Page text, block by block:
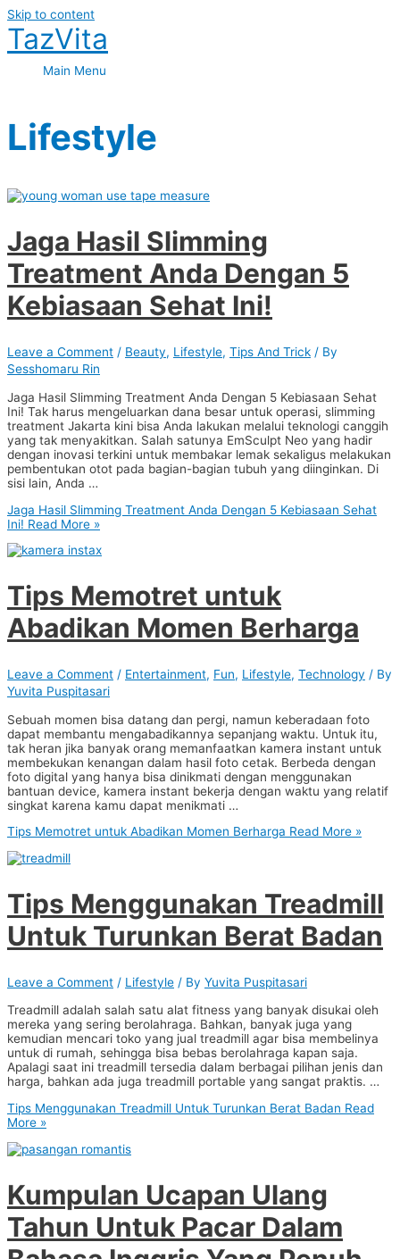
Skip to content
TazVita
Main Menu
Lifestyle
Jaga Hasil Slimming
Treatment Anda Dengan 5
Kebiasaan Sehat Ini!
Leave a Comment / Beauty, Lifestyle, Tips And Trick / By
Sesshomaru Rin
Jaga Hasil Slimming Treatment Anda Dengan 5 Kebiasaan Sehat
Ini! Tak harus mengeluarkan dana besar untuk operasi, slimming
treatment Jakarta kini bisa Anda lakukan melalui teknologi canggih
yang tak menyakitkan. Salah satunya EmSculpt Neo yang hadir
dengan inovasi terkini untuk membakar lemak sekaligus melakukan
pembentukan otot pada bagian-bagian tubuh yang diinginkan. Di
sisi lain, Anda …
Jaga Hasil Slimming Treatment Anda Dengan 5 Kebiasaan Sehat
Ini! Read More »
Tips Memotret untuk
Abadikan Momen Berharga
Leave a Comment / Entertainment, Fun, Lifestyle, Technology / By
Yuvita Puspitasari
Sebuah momen bisa datang dan pergi, namun keberadaan foto
dapat membantu mengabadikannya sepanjang waktu. Untuk itu,
tak heran jika banyak orang memanfaatkan kamera instant untuk
membekukan kenangan dalam hasil foto cetak. Berbeda dengan
foto digital yang hanya bisa dinikmati dengan menggunakan
bantuan device, kamera instant bekerja dengan waktu yang relatif
singkat karena kamu dapat menikmati …
Tips Memotret untuk Abadikan Momen Berharga Read More »
Tips Menggunakan Treadmill
Untuk Turunkan Berat Badan
Leave a Comment / Lifestyle / By Yuvita Puspitasari
Treadmill adalah salah satu alat fitness yang banyak disukai oleh
mereka yang sering berolahraga. Bahkan, banyak juga yang
kemudian mencari toko yang jual treadmill agar bisa membelinya
untuk di rumah, sehingga bisa bebas berolahraga kapan saja.
Apalagi saat ini treadmill tersedia dalam berbagai pilihan jenis dan
harga, bahkan ada juga treadmill portable yang sangat praktis. …
Tips Menggunakan Treadmill Untuk Turunkan Berat Badan Read
More »
Kumpulan Ucapan Ulang
Tahun Untuk Pacar Dalam